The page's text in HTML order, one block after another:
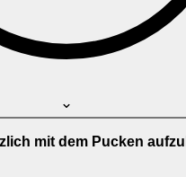
mit dem Pucken